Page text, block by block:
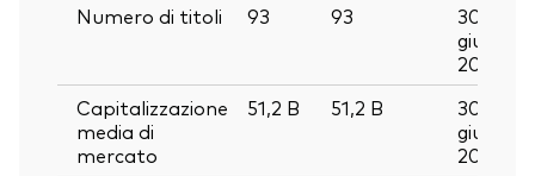
Numero di titoli
93 93
30
giu
2026
Capitalizzazione
media di
mercato
51,2 B 51,2 B
30
giu
2026